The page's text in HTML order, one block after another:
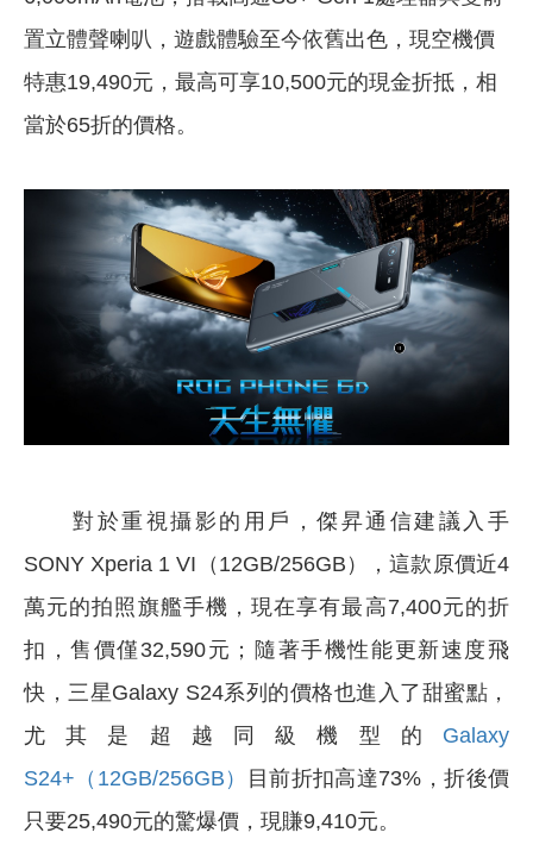
置立體聲喇叭，遊戲體驗至今依舊出色，現空機價
特惠19,490元，最高可享10,500元的現金折抵，相
當於65折的價格。
對於重視攝影的用戶，傑昇通信建議入手
SONY Xperia 1 VI（12GB/256GB），這款原價近4
萬元的拍照旗艦手機，現在享有最高7,400元的折
扣，售價僅32,590元；隨著手機性能更新速度飛
快，三星Galaxy S24系列的價格也進入了甜蜜點，
尤其是超越同級機型的 Galaxy
S24+（12GB/256GB）
目前折扣高達73%，折後價
只要25,490元的驚爆價，現賺9,410元。